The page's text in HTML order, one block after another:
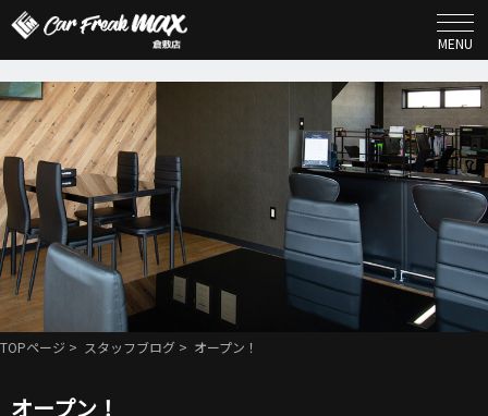
MENU
TOPページ > スタッフブログ > オープン！
オープン！